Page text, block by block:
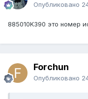
Опубликовано
885010K390 это номер
Forchun
Опубликовано